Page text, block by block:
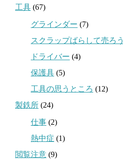
工具 (67)
グラインダー (7)
スクラップばらして売ろう
ドライバー (4)
保護具 (5)
工具の思うところ (12)
製鉄所 (24)
仕事 (2)
熱中症 (1)
閲覧注意 (9)